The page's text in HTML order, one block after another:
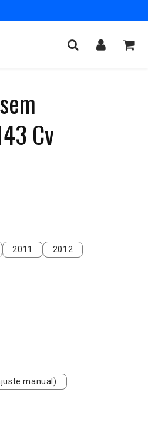
Cv
2011
2011 2012
2012
de ajuste manual)
manual)